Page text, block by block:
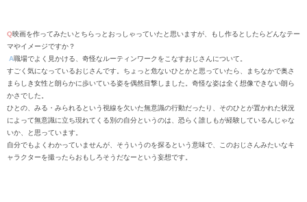
Q映画を作ってみたいとちらっとおっしゃっていたと思いますが、もし作るとしたらどんなテー
マやイメージですか？
A職場でよく見かける、奇怪なルーティンワークをこなすおじさんについて。
すごく気になっているおじさんです。 ちょっと危ないひとかと思っていたら、まちなかで奥さ
まらしき女性と朗らかに歩いている姿を偶然目撃しました。奇怪な姿は全く想像できない朗ら
かさでした。
ひとの、みる・みられるという視線を欠いた無意識の行動だったり、そのひとが置かれた状況
によって無意識に立ち現れてくる別の自分というのは、恐らく誰しもが経験しているんじゃな
いか、と思っています。
自分でもよくわかっていませんが、そういうのを探るという意味で、このおじさんみたいなキ
ャラクターを撮ったらおもしろそうだなーという妄想です。